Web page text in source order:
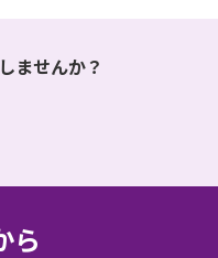
ませんか？
ら